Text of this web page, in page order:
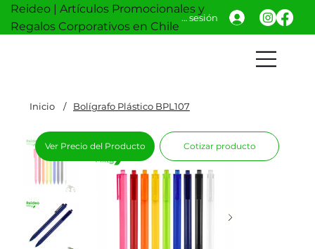
Reideo | Artículos Promocionales y
Regalos Corporativos en Chile
Iniciar sesión
Inicio / Bolígrafo Plástico BPL107
Ver Precio del Producto Cotizar producto